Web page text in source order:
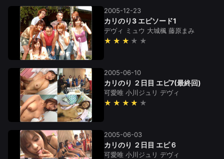
2005-12-23
カリのり3 エピソード1
デヴィ ミュウ 大城楓 藤原まみ
★★★
2005-06-10
カリのり ２日目 エピ7(最終回)
可愛唯 小川ジュリ デヴィ
★★★★
2005-06-03
カリのり ２日目 エピ６
可愛唯 小川ジュリ デヴィ